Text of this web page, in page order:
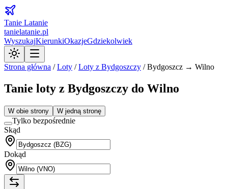
Tanie Latanie
tanielatanie.pl
WyszukajKierunkiOkazjeGdziekolwiek
Strona główna /Loty /Loty z Bydgoszczy /Bydgoszcz → Wilno
Tanie loty z Bydgoszczy do Wilno
W obie strony W jedną stronę
Tylko bezpośrednie
Skąd
Dokąd